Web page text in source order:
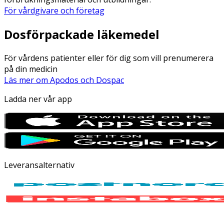
För vårdgivare och företag
Dosförpackade läkemedel
För vårdens patienter eller för dig som vill prenumerera
på din medicin
Läs mer om Apodos och Dospac
Ladda ner vår app
Leveransalternativ